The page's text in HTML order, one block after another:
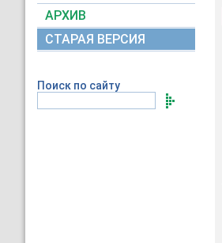
АРХИВ
СТАРАЯ ВЕРСИЯ
Поиск по сайту